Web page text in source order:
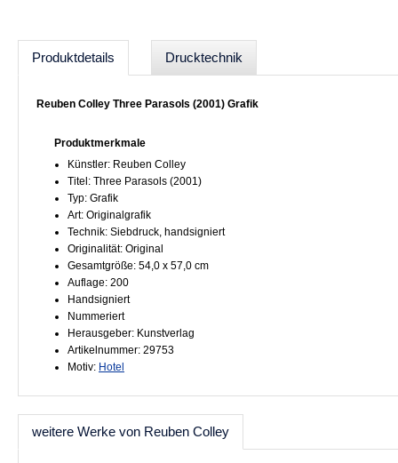
Produktdetails Drucktechnik
Reuben Colley Three Parasols (2001) Grafik
Produktmerkmale
Künstler: Reuben Colley
Titel: Three Parasols (2001)
Typ: Grafik
Art: Originalgrafik
Technik: Siebdruck, handsigniert
Originalität: Original
Gesamtgröße: 54,0 x 57,0 cm
Auflage: 200
Handsigniert
Nummeriert
Herausgeber: Kunstverlag
Artikelnummer: 29753
Motiv: Hotel
weitere Werke von Reuben Colley